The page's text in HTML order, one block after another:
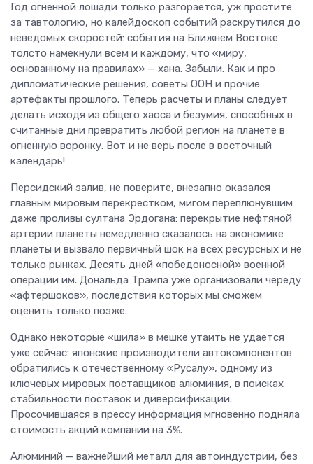
Год огненной лошади только разгорается, уж простите
за тавтологию, но калейдоскоп событий раскрутился до
неведомых скоростей: события на Ближнем Востоке
толсто намекнули всем и каждому, что «миру,
основанному на правилах» — хана. Забыли. Как и про
дипломатические решения, советы ООН и прочие
артефакты прошлого. Теперь расчеты и планы следует
делать исходя из общего хаоса и безумия, способных в
считанные дни превратить любой регион на планете в
огненную воронку. Вот и не верь после в восточный
календарь!
Персидский залив, не поверите, внезапно оказался
главным мировым перекрестком, мигом переплюнувшим
даже проливы султана Эрдогана: перекрытие нефтяной
артерии планеты немедленно сказалось на экономике
планеты и вызвало первичный шок на всех ресурсных и не
только рынках. Десять дней «победоносной» военной
операции им. Дональда Трампа уже организовали череду
«афтершоков», последствия которых мы сможем
оценить только позже.
Однако некоторые «шила» в мешке утаить не удается
уже сейчас: японские производители автокомпонентов
обратились к отечественному «Русалу», одному из
ключевых мировых поставщиков алюминия, в поисках
стабильности поставок и диверсификации.
Просочившаяся в прессу информация мгновенно подняла
стоимость акций компании на 3%.
Алюминий — важнейший металл для автоиндустрии, без